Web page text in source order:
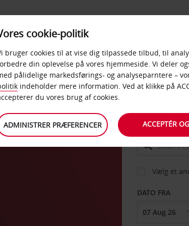
PRODUKTER &
KONTORER
BIL
AFHENT FRA
Vælg et
DATO FRA
cookie-politik
bruger cookies til at vise dig tilpassede tilbud, til
din oplevelse på vores hjemmeside. Vi deler
pålidelige markedsførings- og analyseparntere –
indeholder mere information. Ved at klikke på
du vores brug af cookies.
ADMINISTRER PRÆFERENCER ACCEPTÉR